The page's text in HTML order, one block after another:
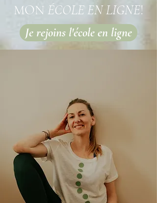
MON ÉCOLE EN LIGNE!
Je rejoins l'école en ligne